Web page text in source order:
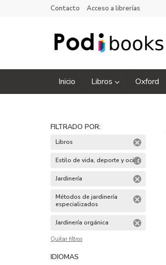
Contacto Acceso a librerías
Inicio Libros Oxford
FILTRADO POR:
Libros
Estilo de vida, deporte y ocio
Jardinería
Métodos de jardinería
especializados
Jardinería orgánica
Quitar filtros
IDIOMAS